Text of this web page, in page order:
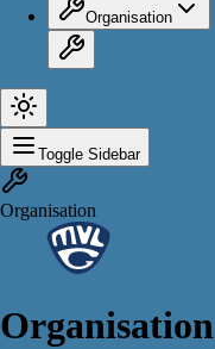
Organisation
Toggle Sidebar
Organisation
Organisation